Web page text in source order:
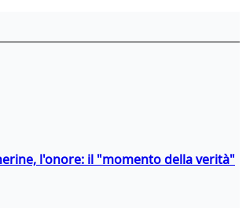
l'onore: il "momento della verità"